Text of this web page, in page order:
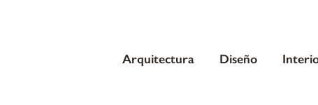
Arquitectura Diseño